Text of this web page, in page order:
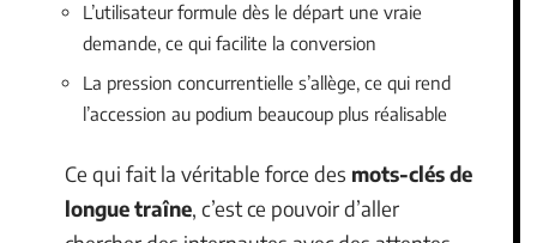
L’utilisateur formule dès le départ une vraie
demande, ce qui facilite la conversion
La pression concurrentielle s’allège, ce qui rend
l’accession au podium beaucoup plus réalisable
Ce qui fait la véritable force des mots-clés de
longue traîne, c’est ce pouvoir d’aller